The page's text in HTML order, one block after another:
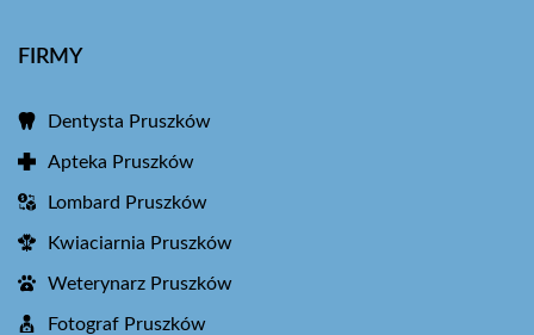
FIRMY
Dentysta Pruszków
Apteka Pruszków
Lombard Pruszków
Kwiaciarnia Pruszków
Weterynarz Pruszków
Fotograf Pruszków